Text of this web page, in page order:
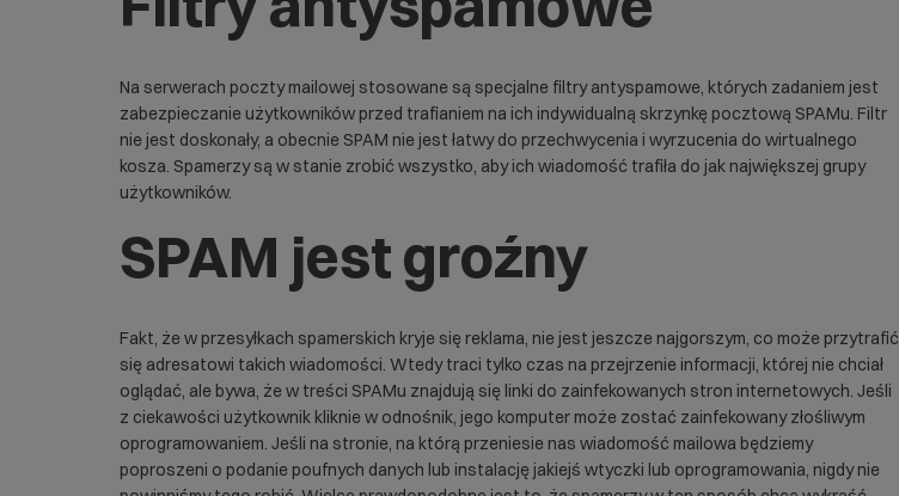
Na serwerach poczty mailowej stosowane są specjalne filtry antyspamowe, których zadaniem jest
zabezpieczanie użytkowników przed trafianiem na ich indywidualną skrzynkę pocztową SPAMu. Filtr
nie jest doskonały, a obecnie SPAM nie jest łatwy do przechwycenia i wyrzucenia do wirtualnego
kosza. Spamerzy są w stanie zrobić wszystko, aby ich wiadomość trafiła do jak największej grupy
użytkowników.
SPAM jest groźny
Fakt, że w przesyłkach spamerskich kryje się reklama, nie jest jeszcze najgorszym, co może przytrafić
się adresatowi takich wiadomości. Wtedy traci tylko czas na przejrzenie informacji, której nie chciał
oglądać, ale bywa, że w treści SPAMu znajdują się linki do zainfekowanych stron internetowych. Jeśli
z ciekawości użytkownik kliknie w odnośnik, jego komputer może zostać zainfekowany złośliwym
oprogramowaniem. Jeśli na stronie, na którą przeniesie nas wiadomość mailowa będziemy
poproszeni o podanie poufnych danych lub instalację jakiejś wtyczki lub oprogramowania, nigdy nie